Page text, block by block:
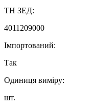
ТН ЗЕД:
4011209000
Імпортований:
Так
Одиниця виміру:
шт.